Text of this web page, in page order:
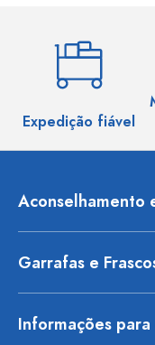
Expedição fiável
Aconselhamento
Garrafas e
Informações